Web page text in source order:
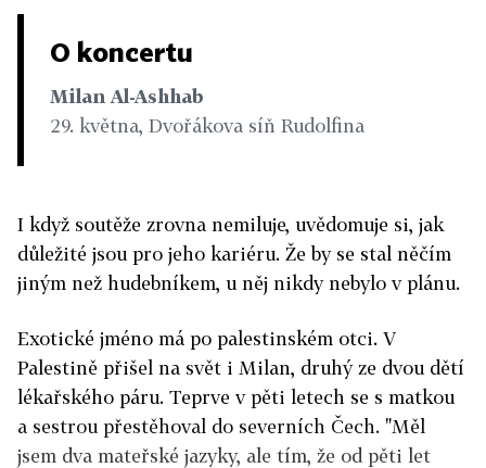
O koncertu
Milan Al-Ashhab
29. května, Dvořákova síň Rudolfina
I když soutěže zrovna nemiluje, uvědomuje si, jak
důležité jsou pro jeho kariéru. Že by se stal něčím
jiným než hudebníkem, u něj nikdy nebylo v plánu.
Exotické jméno má po palestinském otci. V
Palestině přišel na svět i Milan, druhý ze dvou dětí
lékařského páru. Teprve v pěti letech se s matkou
a sestrou přestěhoval do severních Čech. "Měl
jsem dva mateřské jazyky, ale tím, že od pěti let